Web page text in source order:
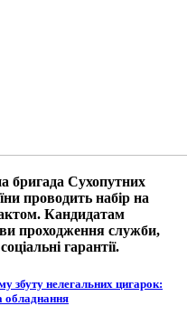
бригада Сухопутних
проводить набір на
Кандидатам
проходження служби,
гарантії.
збуту нелегальних цигарок:
обладнання